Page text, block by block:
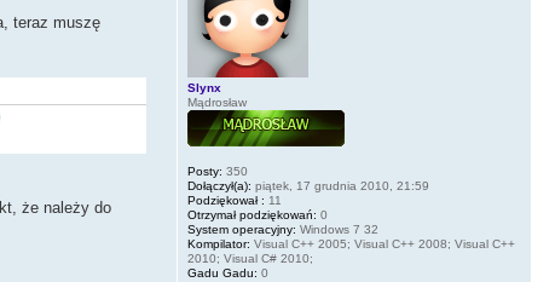
teraz muszę
że należy do
Slynx
Mądrosław
Posty: 350
Dołączył(a): piątek, 17 grudnia 2010, 21:59
Podziękował : 11
Otrzymał podziękowań: 0
System operacyjny: Windows 7 32
Kompilator: Visual C++ 2005; Visual C++ 2008; Visual C++
2010; Visual C# 2010;
Gadu Gadu: 0